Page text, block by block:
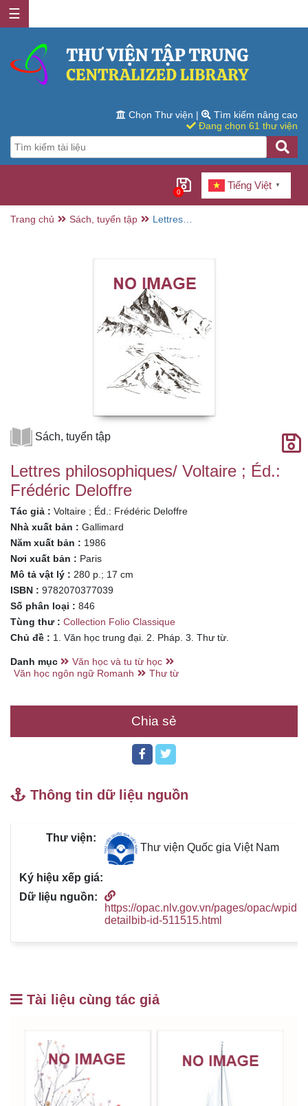
☰
Chọn Thư viện |
Tìm kiếm nâng cao
Đang chọn 61 thư viện
0
Tiếng Việt ▼
Trang chủ Sách, tuyển tập
Lettres
Sách, tuyển tập
Lettres philosophiques/ Voltaire ; Éd.:
Frédéric Deloffre
Tác giả : Voltaire ; Éd.: Frédéric Deloffre
Nhà xuất bản : Gallimard
Năm xuất bản : 1986
Nơi xuất bản : Paris
Mô tả vật lý : 280 p.; 17 cm
ISBN : 9782070377039
Số phân loại : 846
Tùng thư : Collection Folio Classique
Chủ đề : 1. Văn học trung đại. 2. Pháp. 3. Thư từ.
Danh mục
Văn học và tu từ học
Văn học ngôn ngữ Romanh
Thư từ
Chia sẻ
Thông tin dữ liệu nguồn
Thư viện Quốc gia Việt Nam
https://opac.nlv.gov.vn/pages/opac/wpid-
detailbib-id-511515.html
Tài liệu cùng tác giả